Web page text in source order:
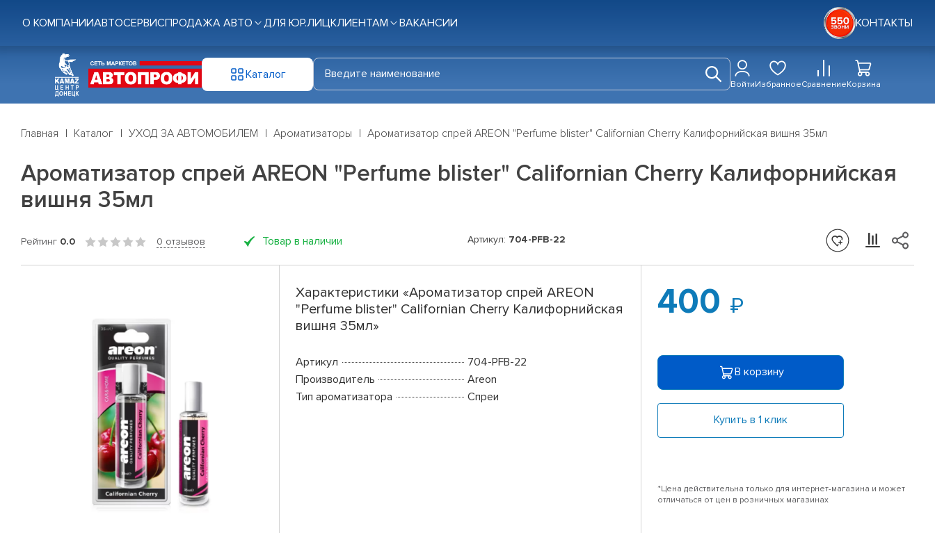
О КОМПАНИИАВТОСЕРВИСПРОДАЖА АВТО ДЛЯ ЮР.ЛИЦКЛИЕНТАМ ВАКАНСИИ КОНТАКТЫ
Каталог
ВойтиИзбранноеСравнениеКорзина
Главная Каталог УХОД ЗА АВТОМОБИЛЕМ Ароматизаторы Ароматизатор спрей AREON "Perfume blister" Californian Cherry Калифорнийская вишня 35мл
Ароматизатор спрей AREON "Perfume blister" Californian Cherry Калифорнийская
вишня 35мл
Рейтинг 0.0 0 отзывов Товар в наличии Артикул: 704-PFB-22
Характеристики «Ароматизатор спрей AREON
"Perfume blister" Californian Cherry Калифорнийская
вишня 35мл»
Артикул
704-PFB-22
Производитель
Areon
Тип ароматизатора
Спреи
400
В корзину
Купить в 1 клик
*Цена действительна только для интернет-магазина и может
отличаться от цен в розничных магазинах